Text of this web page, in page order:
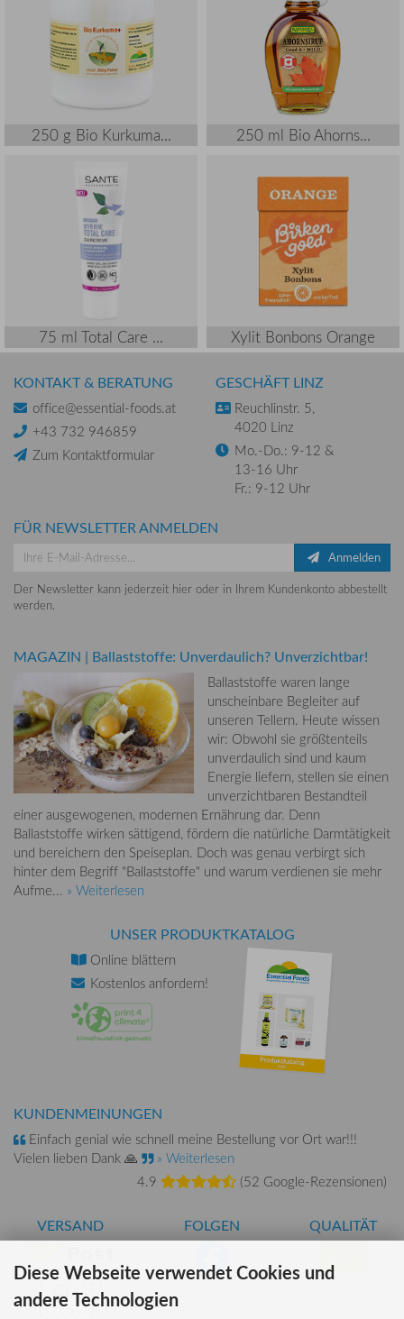
250 g Bio Kurkuma... 250 ml Bio Ahorns...
75 ml Total Care ... Xylit Bonbons Orange
KONTAKT & BERATUNG
office@essential-foods.at
+43 732 946859
Zum Kontaktformular
GESCHÄFT LINZ
Reuchlinstr. 5,
4020 Linz
Mo.-Do.: 9-12 &
13-16 Uhr
Fr.: 9-12 Uhr
FÜR NEWSLETTER ANMELDEN
Anmelden
Der Newsletter kann jederzeit hier oder in Ihrem Kundenkonto abbestellt
werden.
MAGAZIN | Ballaststoffe: Unverdaulich? Unverzichtbar!
Ballaststoffe waren lange
unscheinbare Begleiter auf
unseren Tellern. Heute wissen
wir: Obwohl sie größtenteils
unverdaulich sind und kaum
Energie liefern, stellen sie einen
unverzichtbaren Bestandteil
einer ausgewogenen, modernen Ernährung dar. Denn
Ballaststoffe wirken sättigend, fördern die natürliche Darmtätigkeit
und bereichern den Speiseplan. Doch was genau verbirgt sich
hinter dem Begriff "Ballaststoffe" und warum verdienen sie mehr
Aufme... » Weiterlesen
UNSER PRODUKTKATALOG
Online blättern
Kostenlos anfordern!
KUNDENMEINUNGEN
Einfach genial wie schnell meine Bestellung vor Ort war!!!
Vielen lieben Dank 🙏
» Weiterlesen
4.9
(52 Google-Rezensionen)
VERSAND FOLGEN QUALITÄT
AT-BIO-401
Diese Webseite verwendet Cookies und
andere Technologien